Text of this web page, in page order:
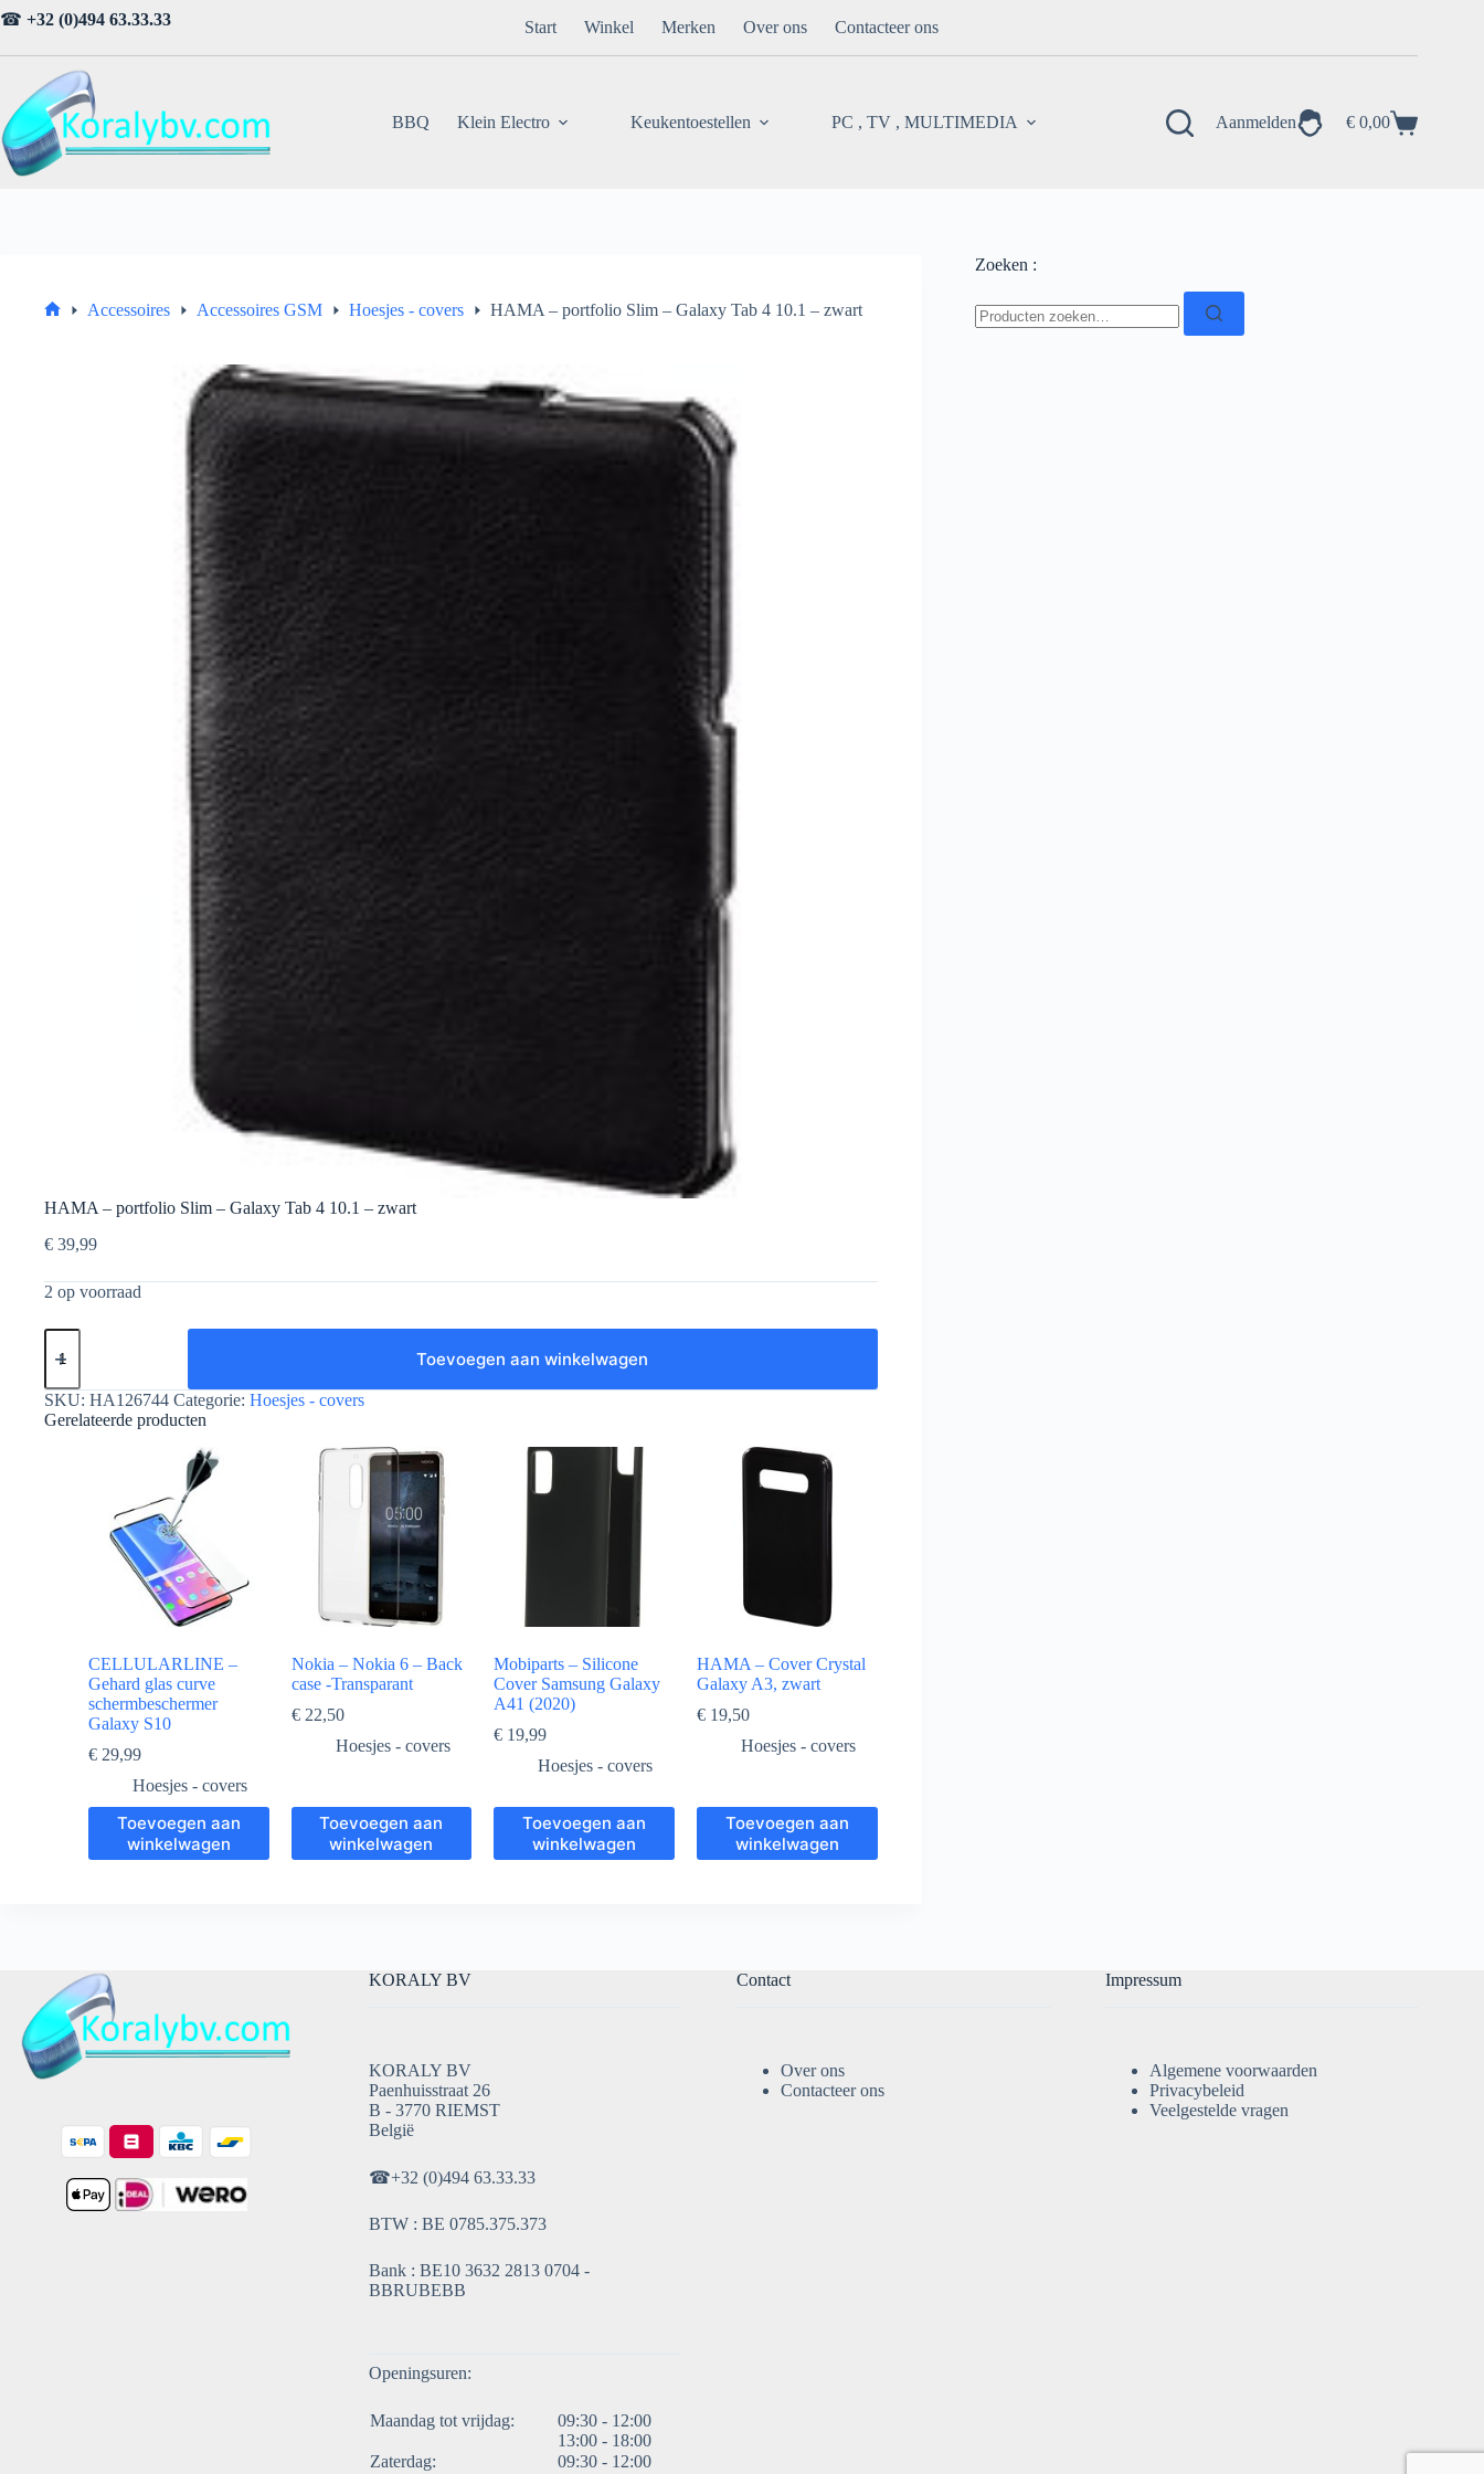
Ga
naar
☎ +32 (0)494 63.33.33 Start Winkel Merken Over ons Contacteer ons
BBQ Klein Electro Keukentoestellen PC , TV , MULTIMEDIA Aanmelden Winkelwagen
€ 0,00
Accessoires Accessoires GSM Hoesjes - covers HAMA – portfolio Slim – Galaxy Tab 4 10.1 – zwart
HAMA – portfolio Slim – Galaxy Tab 4 10.1 – zwart
€ 39,99
2 op voorraad
HAMA
Slim
-
Galaxy
Toevoegen aan winkelwagen
SKU: HA126744 Categorie: Hoesjes - covers
Gerelateerde producten
CELLULARLINE –
Gehard glas curve
schermbeschermer
Galaxy S10
€ 29,99
Hoesjes - covers
Toevoegen aan
winkelwagen
Nokia – Nokia 6 – Back
case -Transparant
€22,50
Hoesjes - covers
Toevoegen aan
winkelwagen
Mobiparts – Silicone
Cover Samsung Galaxy
A41 (2020)
€ 19,99
Hoesjes - covers
Toevoegen aan
winkelwagen
HAMA – Cover Crystal
Galaxy A3, zwart
€19,50
Hoesjes - covers
Toevoegen aan
winkelwagen
Zoeken :
naar:
KORALY BV
KORALY BV
Paenhuisstraat 26
B - 3770 RIEMST
België
☎+32 (0)494 63.33.33
BTW : BE 0785.375.373
Bank : BE10 3632 2813 0704 -
BBRUBEBB
Openingsuren:
Maandag tot vrijdag:
09:30 - 12:00
13:00 - 18:00
Zaterdag:
09:30 - 12:00
Contact
Over ons
Contacteer ons
Impressum
Algemene voorwaarden
Privacybeleid
Veelgestelde vragen